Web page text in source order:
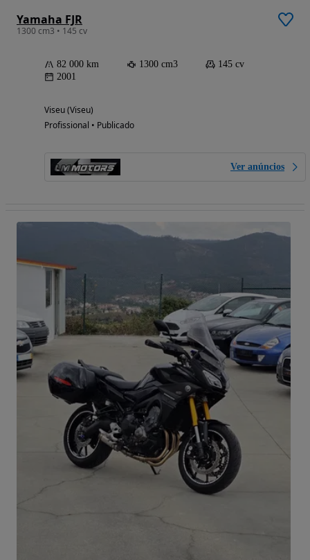
Yamaha FJR
1300 cm3 • 145 cv
82 000 km 1300 cm3
145 cv
2001
Viseu (Viseu)
Profissional • Publicado
Ver anúncios